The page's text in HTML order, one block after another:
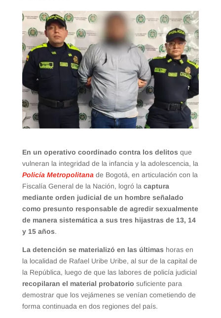
En un operativo coordinado contra los delitos que
vulneran la integridad de la infancia y la adolescencia, la
Policía Metropolitana de Bogotá, en articulación con la
Fiscalía General de la Nación, logró la captura
mediante orden judicial de un hombre señalado
como presunto responsable de agredir sexualmente
de manera sistemática a sus tres hijastras de 13, 14
y 15 años.
La detención se materializó en las últimas horas en
la localidad de Rafael Uribe Uribe, al sur de la capital de
la República, luego de que las labores de policía judicial
recopilaran el material probatorio suficiente para
demostrar que los vejámenes se venían cometiendo de
forma continuada en dos regiones del país.